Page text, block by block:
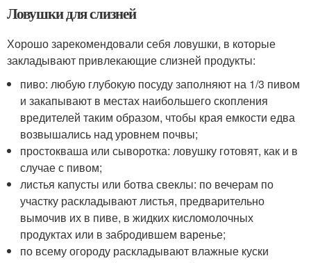
Ловушки для слизней
Хорошо зарекомендовали себя ловушки, в которые
закладывают привлекающие слизней продукты:
пиво: любую глубокую посуду заполняют на 1/3 пивом
и закапывают в местах наибольшего скопления
вредителей таким образом, чтобы края емкости едва
возвышались над уровнем почвы;
простокваша или сыворотка: ловушку готовят, как и в
случае с пивом;
листья капусты или ботва свеклы: по вечерам по
участку раскладывают листья, предварительно
вымочив их в пиве, в жидких кисломолочных
продуктах или в забродившем варенье;
по всему огороду раскладывают влажные куски